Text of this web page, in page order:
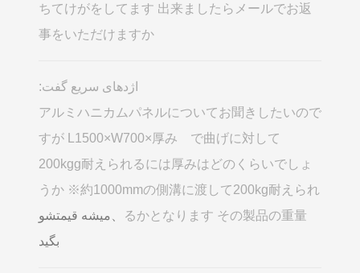
ちてけがをしてます 出来ましたらメールでお返
事をいただけますか
اژدهای سریع گفت:
アルミハニカムパネルについてお聞きしたいので
すが L1500×W700×厚み で曲げに対して
200kgg耐えられるには厚みはどのくらいでしょ
うか ※約1000mmの側溝に渡して200kg耐えられ
るかとなります その製品の重量
、میشه قیمتشو
بگید